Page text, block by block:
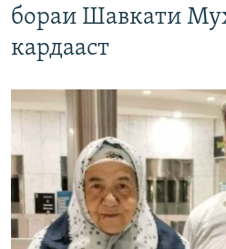
бораи Шавкати
кардааст